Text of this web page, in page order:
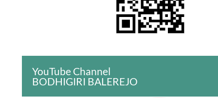
YouTube Channel
BODHIGIRI BALEREJO